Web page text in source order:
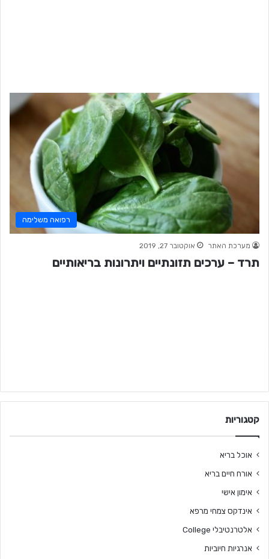
רפואה משלימה
מערכת האתר אוקטובר 27, 2019
תרד – ערכים תזונתיים ויתרונות בריאותיים
קטגוריות
אוכל בריא
אורח חיים בריא
אימון אישי
אינדקס צמחי מרפא
אלטרנטיבלי College
אנרגיות חיוביות